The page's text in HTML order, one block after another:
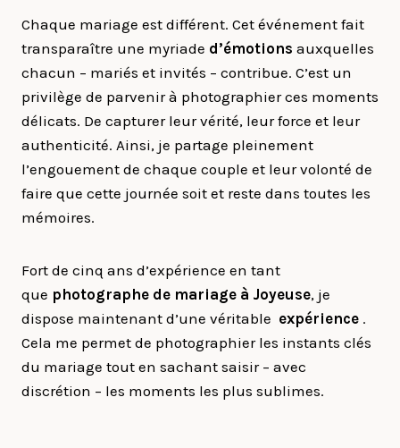
Chaque mariage est différent. Cet événement fait
transparaître une myriade d’émotions auxquelles
chacun – mariés et invités – contribue. C’est un
privilège de parvenir à photographier ces moments
délicats. De capturer leur vérité, leur force et leur
authenticité. Ainsi, je partage pleinement
l’engouement de chaque couple et leur volonté de
faire que cette journée soit et reste dans toutes les
mémoires.
Fort de cinq ans d’expérience en tant
que photographe de mariage à Joyeuse, je
dispose maintenant d’une véritable expérience .
Cela me permet de photographier les instants clés
du mariage tout en sachant saisir – avec
discrétion – les moments les plus sublimes.